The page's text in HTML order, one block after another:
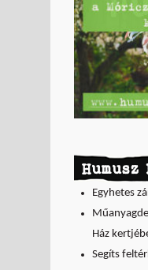
Egyhetes
Ház
Segíts